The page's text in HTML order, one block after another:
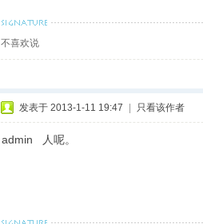
不喜欢说
发表于 2013-1-11 19:47 只看该作者
admin 人呢。